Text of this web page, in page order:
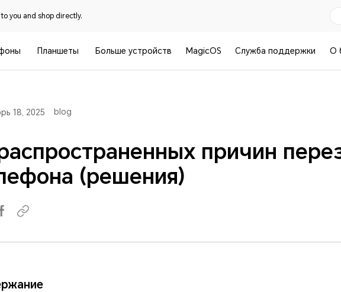
you and shop directly.
Планшеты Больше устройств MagicOS Служба поддержки О
18, 2025 blog
причин
(решения)